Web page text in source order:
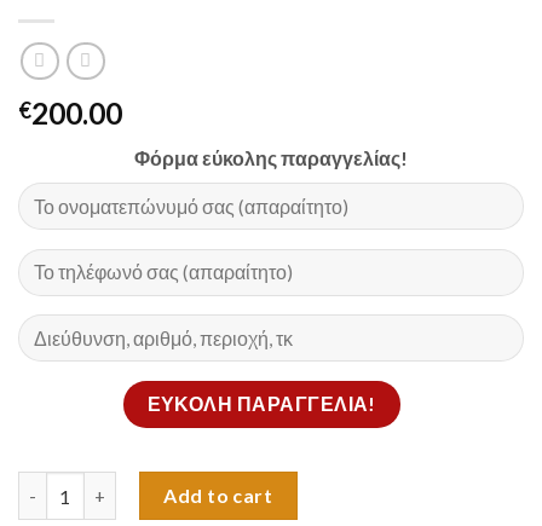
€200.00
Φόρμα εύκολης παραγγελίας!
Add to cart